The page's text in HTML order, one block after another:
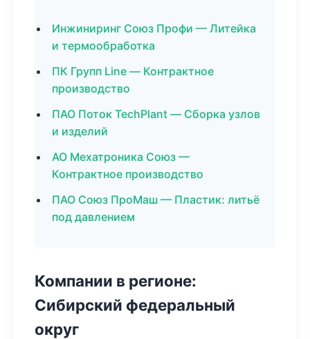
Инжиниринг Союз Профи — Литейка
и термообработка
ПК Групп Line — Контрактное
производство
ПАО Поток TechPlant — Сборка узлов
и изделий
АО Мехатроника Союз —
Контрактное производство
ПАО Союз ПроМаш — Пластик: литьё
под давлением
Компании в регионе:
Сибирский федеральный
округ